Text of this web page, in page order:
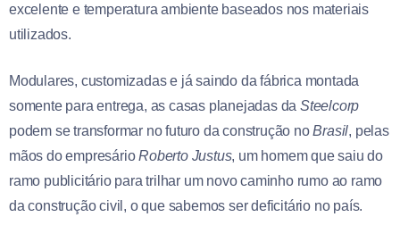
excelente e temperatura ambiente baseados nos materiais
utilizados.
Modulares, customizadas e já saindo da fábrica montada
somente para entrega, as casas planejadas da Steelcorp
podem se transformar no futuro da construção noBrasil, pelas
mãos do empresárioRoberto Justus, um homem que saiu do
ramo publicitário para trilhar um novo caminho rumo ao ramo
da construção civil, o que sabemos ser deficitário no país.